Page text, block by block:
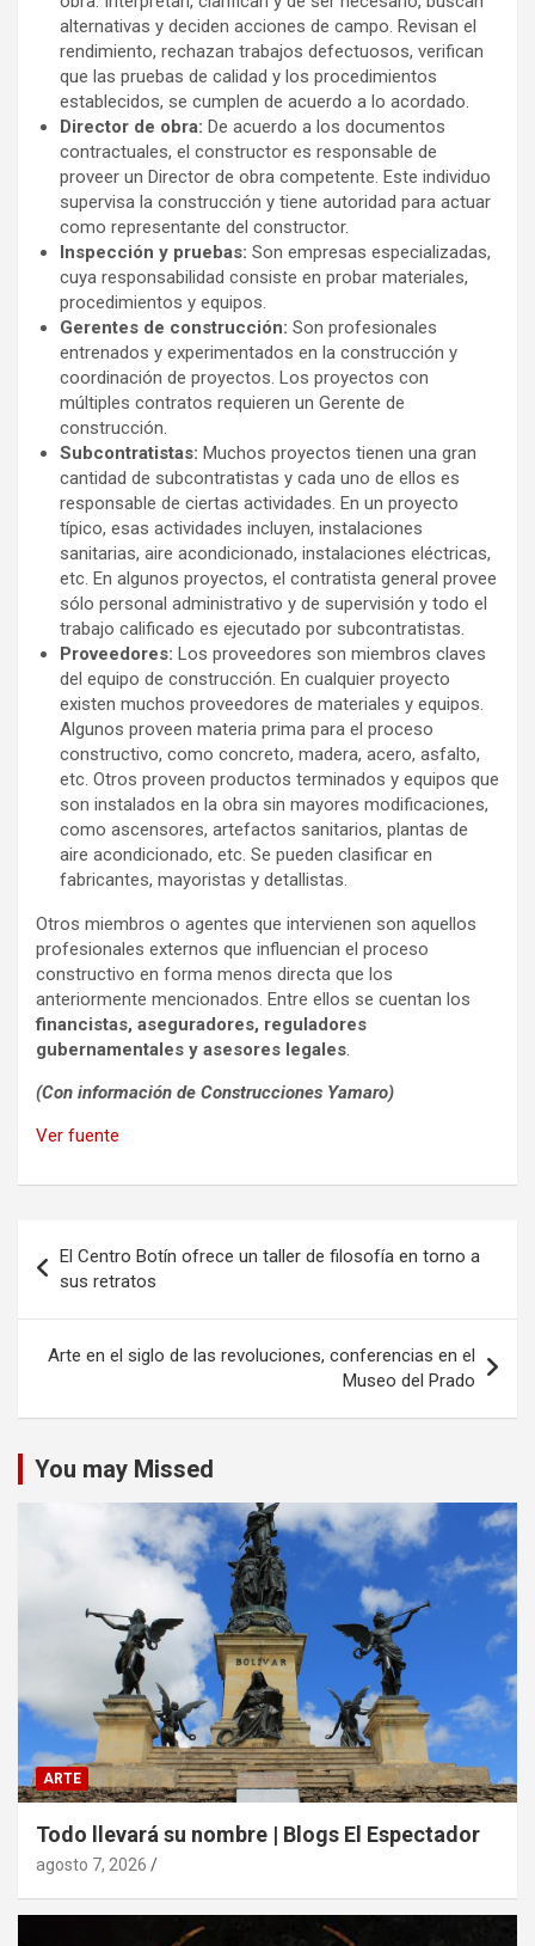
alternativas y deciden acciones de campo. Revisan el
rendimiento, rechazan trabajos defectuosos, verifican
que las pruebas de calidad y los procedimientos
establecidos, se cumplen de acuerdo a lo acordado.
Director de obra: De acuerdo a los documentos
contractuales, el constructor es responsable de
proveer un Director de obra competente. Este individuo
supervisa la construcción y tiene autoridad para actuar
como representante del constructor.
Inspección y pruebas: Son empresas especializadas,
cuya responsabilidad consiste en probar materiales,
procedimientos y equipos.
Gerentes de construcción: Son profesionales
entrenados y experimentados en la construcción y
coordinación de proyectos. Los proyectos con
múltiples contratos requieren un Gerente de
construcción.
Subcontratistas: Muchos proyectos tienen una gran
cantidad de subcontratistas y cada uno de ellos es
responsable de ciertas actividades. En un proyecto
típico, esas actividades incluyen, instalaciones
sanitarias, aire acondicionado, instalaciones eléctricas,
etc. En algunos proyectos, el contratista general provee
sólo personal administrativo y de supervisión y todo el
trabajo calificado es ejecutado por subcontratistas.
Proveedores: Los proveedores son miembros claves
del equipo de construcción. En cualquier proyecto
existen muchos proveedores de materiales y equipos.
Algunos proveen materia prima para el proceso
constructivo, como concreto, madera, acero, asfalto,
etc. Otros proveen productos terminados y equipos que
son instalados en la obra sin mayores modificaciones,
como ascensores, artefactos sanitarios, plantas de
aire acondicionado, etc. Se pueden clasificar en
fabricantes, mayoristas y detallistas.
Otros miembros o agentes que intervienen son aquellos
profesionales externos que influencian el proceso
constructivo en forma menos directa que los
anteriormente mencionados. Entre ellos se cuentan los
financistas, aseguradores, reguladores
gubernamentales y asesores legales.
(Con información de Construcciones Yamaro)
Ver fuente
de
entradas
El Centro Botín ofrece un taller de filosofía en torno a
sus retratos
Arte en el siglo de las revoluciones, conferencias en el
Museo del Prado
You may Missed
ARTE
Todo llevará su nombre | Blogs El Espectador
agosto 7, 2026